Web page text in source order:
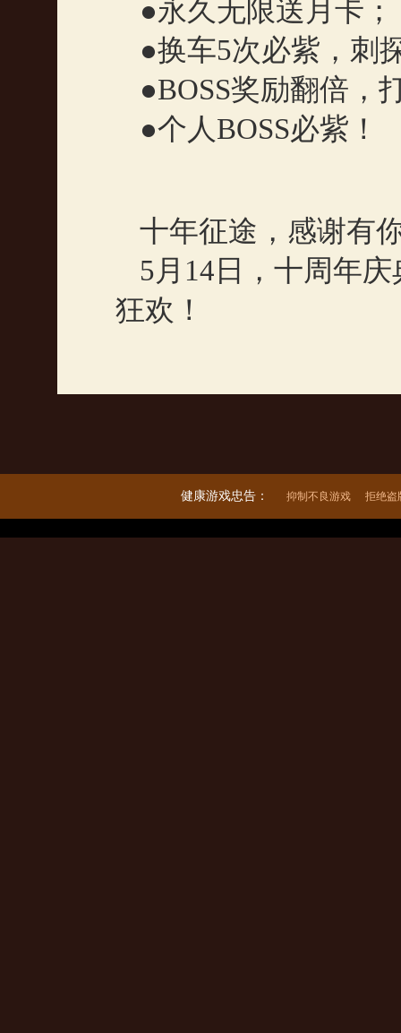
●永久无限送月卡；
●换车5次必紫，刺
●BOSS奖励翻倍，
●个人BOSS必紫！
十年征途，感谢有
5月 14 日，十周年
狂欢！
健康游戏忠告： 抑制不良游戏 拒绝盗